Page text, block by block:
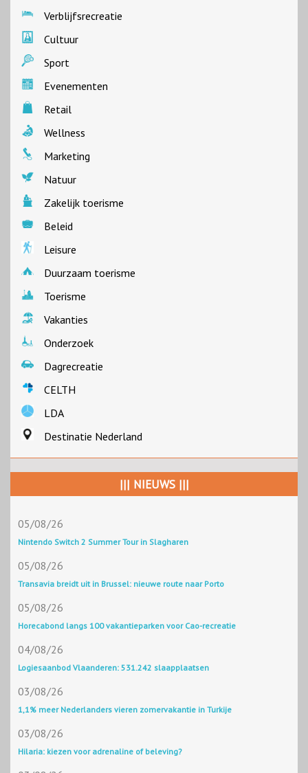
Verblijfsrecreatie
Cultuur
Sport
Evenementen
Retail
Wellness
Marketing
Natuur
Zakelijk toerisme
Beleid
Leisure
Duurzaam toerisme
Toerisme
Vakanties
Onderzoek
Dagrecreatie
CELTH
LDA
Destinatie Nederland
||| NIEUWS |||
05/08/26
Nintendo Switch 2 Summer Tour in Slagharen
05/08/26
Transavia breidt uit in Brussel: nieuwe route naar Porto
05/08/26
Horecabond langs 100 vakantieparken voor Cao-recreatie
04/08/26
Logiesaanbod Vlaanderen: 531.242 slaapplaatsen
03/08/26
1,1% meer Nederlanders vieren zomervakantie in Turkije
03/08/26
Hilaria: kiezen voor adrenaline of beleving?